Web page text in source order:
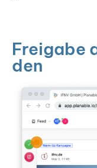
Frei­ga­be
den